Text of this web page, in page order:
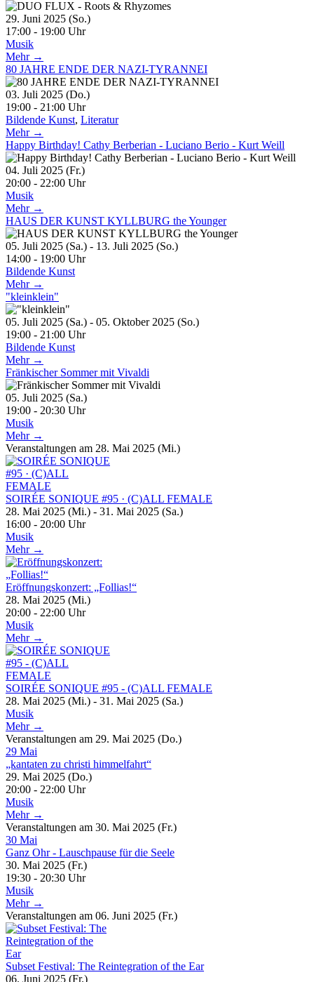
29. Juni 2025 (So.)
17:00 - 19:00 Uhr
Musik
Mehr →
80 JAHRE ENDE DER NAZI-TYRANNEI
03. Juli 2025 (Do.)
19:00 - 21:00 Uhr
Bildende Kunst, Literatur
Mehr →
Happy Birthday! Cathy Berberian - Luciano Berio - Kurt Weill
04. Juli 2025 (Fr.)
20:00 - 22:00 Uhr
Musik
Mehr →
HAUS DER KUNST KYLLBURG the Younger
05. Juli 2025 (Sa.) - 13. Juli 2025 (So.)
14:00 - 19:00 Uhr
Bildende Kunst
Mehr →
"kleinklein"
05. Juli 2025 (Sa.) - 05. Oktober 2025 (So.)
19:00 - 21:00 Uhr
Bildende Kunst
Mehr →
Fränkischer Sommer mit Vivaldi
05. Juli 2025 (Sa.)
19:00 - 20:30 Uhr
Musik
Mehr →
Veranstaltungen am 28. Mai 2025 (Mi.)
SOIRÉE SONIQUE #95 · (C)ALL FEMALE
28. Mai 2025 (Mi.) - 31. Mai 2025 (Sa.)
16:00 - 20:00 Uhr
Musik
Mehr →
Eröffnungskonzert: „Follias!“
28. Mai 2025 (Mi.)
20:00 - 22:00 Uhr
Musik
Mehr →
SOIRÉE SONIQUE #95 - (C)ALL FEMALE
28. Mai 2025 (Mi.) - 31. Mai 2025 (Sa.)
Musik
Mehr →
Veranstaltungen am 29. Mai 2025 (Do.)
29 Mai
„kantaten zu christi himmelfahrt“
29. Mai 2025 (Do.)
20:00 - 22:00 Uhr
Musik
Mehr →
Veranstaltungen am 30. Mai 2025 (Fr.)
30 Mai
Ganz Ohr - Lauschpause für die Seele
30. Mai 2025 (Fr.)
19:30 - 20:30 Uhr
Musik
Mehr →
Veranstaltungen am 06. Juni 2025 (Fr.)
Subset Festival: The Reintegration of the Ear
06. Juni 2025 (Fr.)